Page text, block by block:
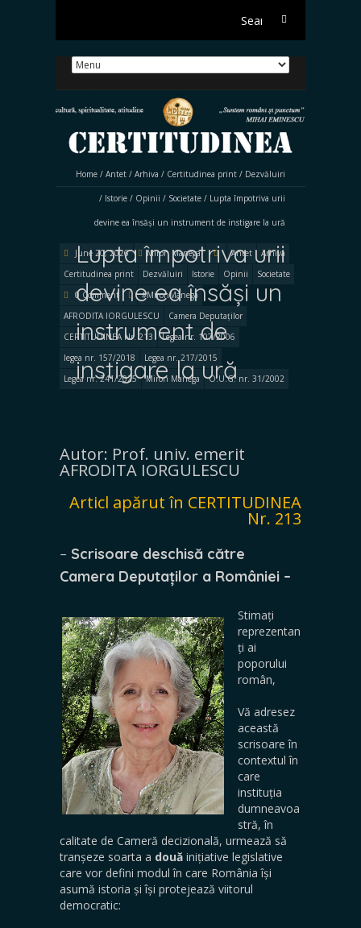
Search
Home / Antet / Arhiva / Certitudinea print / Dezvăluiri
/ Istorie / Opinii / Societate / Lupta împotriva urii
devine ea însăși un instrument de instigare la ură
Lupta împotriva urii
devine ea însăși un
instrument de
instigare la ură
June 20, 2026 Miron Manega Antet
Arhiva
Certitudinea print
Dezvăluiri Istorie Opinii
Societate
0 Comment
#MironManega
AFRODITA IORGULESCU
Camera Deputaților
CERTITUDINEA Nr. 213
Legea nr. 107/2006
legea nr. 157/2018
Legea nr. 217/2015
Legea nr. 241/2025
Miron Manega O.U.G. nr. 31/2002
Autor: Prof. univ. emerit
AFRODITA IORGULESCU
Articl apărut în CERTITUDINEA
Nr. 213
– Scrisoare deschisă către
Camera Deputaților a României –
Stimați
reprezentan
ți ai
poporului
român,
Vă adresez
această
scrisoare în
contextul în
care
instituția
dumneavoa
stră, în
calitate de Cameră decizională, urmează să
tranșeze soarta a două inițiative legislative
care vor defini modul în care România își
asumă istoria și își protejează viitorul
democratic: